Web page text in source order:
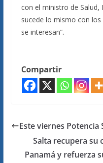
con el ministro de
sucede lo mismo con
se interesan”.
Compartir
Este viernes Potencia
Salta recupera su
Panamá y refuerza